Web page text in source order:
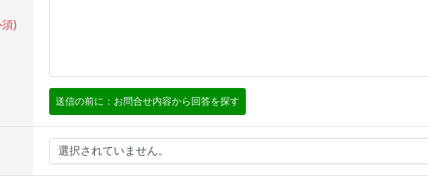
須)
送信の前に：お問合せ内容から回答を探す
選択されていません。